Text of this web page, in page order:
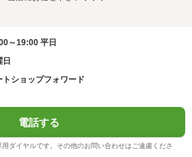
～19:00 平日
日
トショップフォワード
電話する
ダイヤルです。その他のお問い合わせはご遠慮くださ